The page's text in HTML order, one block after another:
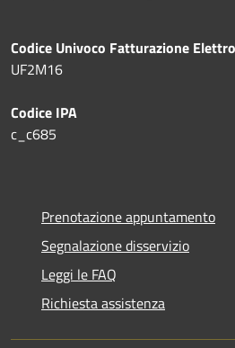
Codice Univoco Fatturazione
UF2M16
Codice IPA
c_c685
Prenotazione appuntamento
Segnalazione disservizio
Leggi le FAQ
Richiesta assistenza